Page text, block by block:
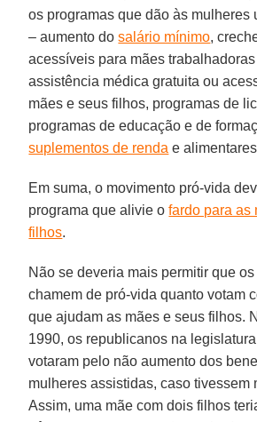
os programas que dão às mulheres
– aumento dosalário mínimo,
acessíveis para mães
assistência médica gratuita ou
mães e seus filhos, programas de
programas de educação e de
suplementos de renda e
Em suma, o movimento pró-vida
programa que alivie ofardo para as
filhos.
Não se deveria mais permitir que
chamem de pró-vida quanto votam
que ajudam as mães e seus filhos.
1990, os republicanos na
votaram pelo não aumento dos
mulheres assistidas, caso tivessem
Assim, uma mãe com dois filhos